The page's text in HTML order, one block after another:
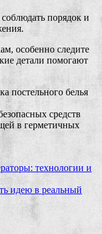
порядок и
особенно следите
детали помогают
постельного белья
средств
в герметичных
технологии и
идею в реальный